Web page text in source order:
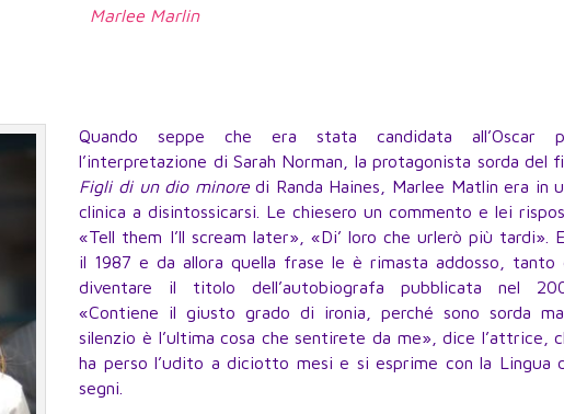
Marlee Marlin
Quando seppe che era stata candidata all’Oscar
l’interpretazione di Sarah Norman, la protagonista sorda del
Figli di un dio minoredi Randa Haines, Marlee Matlin era in
clinica a disintossicarsi. Le chiesero un commento e lei
«Tell them I’ll scream later», «Di’ loro che urlerò più tardi».
il 1987 e da allora quella frase le è rimasta addosso, tanto
diventare il titolo dell’autobiografa pubblicata nel
«Contiene il giusto grado di ironia, perché sono sorda
silenzio è l’ultima cosa che sentirete da me», dice l’attrice,
ha perso l’udito a diciotto mesi e si esprime con la Lingua
segni.